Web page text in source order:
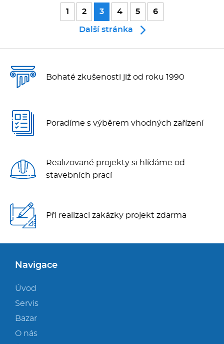
1 2 3 4 5 6
Další stránka
Bohaté zkušenosti již od roku 1990
Poradíme s výběrem vhodných zařízení
Realizované projekty si hlídáme od
stavebních prací
Při realizaci zakázky projekt zdarma
Navigace
Úvod
Servis
Bazar
O nás